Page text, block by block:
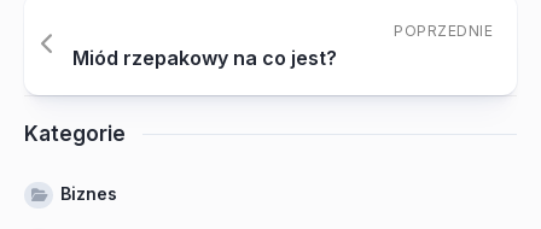
POPRZEDNIE
Miód rzepakowy na co jest?
Kategorie
Biznes